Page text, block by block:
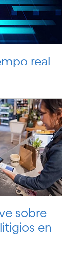
real
sobre
en